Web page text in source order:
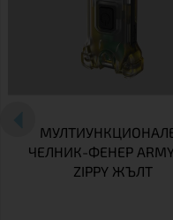
ЧЕЛНИК-ФЕНЕР
ZIPPY ЖЪЛТ